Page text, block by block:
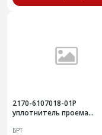
2170-6107018-01Р
уплотнитель проема
БРТ